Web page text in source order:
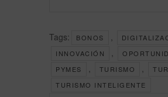
Tags: BONOS ,
INNOVACIÓN ,
PYMES , TURISMO ,
TURISMO INTELIGENTE